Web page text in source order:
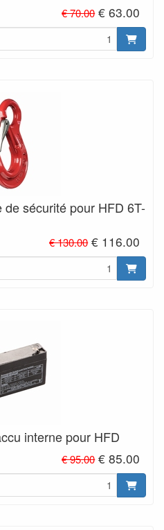
€ 70.00 € 63.00
sécurité pour HFD 6T-
€ 130.00 € 116.00
interne pour HFD
€ 95.00 € 85.00